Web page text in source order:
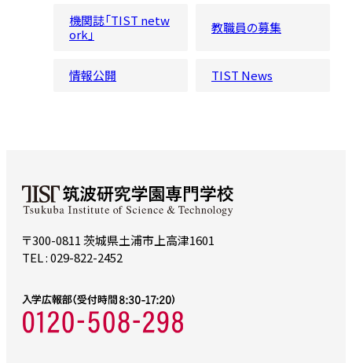
機関誌「TIST netw
ork」
教職員の募集
情報公開 TIST News
〒300-0811 茨城県土浦市上高津1601
TEL : 029-822-2452